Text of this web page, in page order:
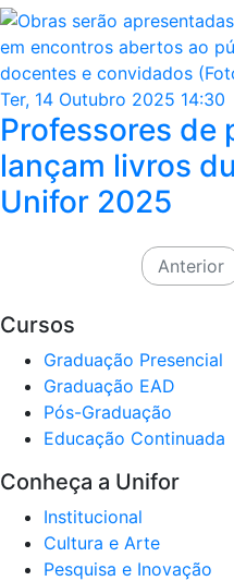
Ter, 14 Outubro 2025 14:30
Professores de
lançam livros
Unifor 2025
Anterior
Cursos
Graduação Presencial
Graduação EAD
Pós-Graduação
Educação Continuada
Conheça a Unifor
Institucional
Cultura e Arte
Pesquisa e Inovação